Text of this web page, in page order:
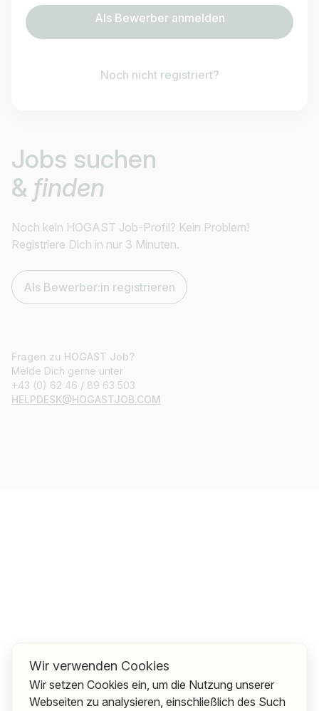
Jobs suchen
& finden
Noch kein HOGAST Job-Profil? Kein Problem!
Registriere Dich in nur 3 Minuten.
Als Bewerber:in registrieren
Fragen zu HOGAST Job?
Melde Dich gerne unter
+43 (0) 62 46 / 89 63 503
HELPDESK@HOGASTJOB.COM
Als Bewerber anmelden
Noch nicht registriert?
Ich suche nach …
z.B. Österreich
Land / Bundesland
Jobs finden
Wir verwenden Cookies
Wir setzen Cookies ein, um die Nutzung unserer
Webseiten zu analysieren, einschließlich des Such